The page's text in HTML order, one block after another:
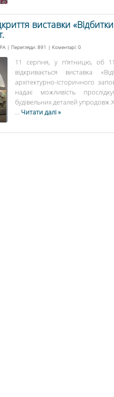
виставки
| Перегляди: 891 | Коментарі: 0
11 серпня, у п’ятницю, об
відкривається виставка
архітектурно-історичного
надає можливість
будівельних деталей упродовж
... Читати далі »